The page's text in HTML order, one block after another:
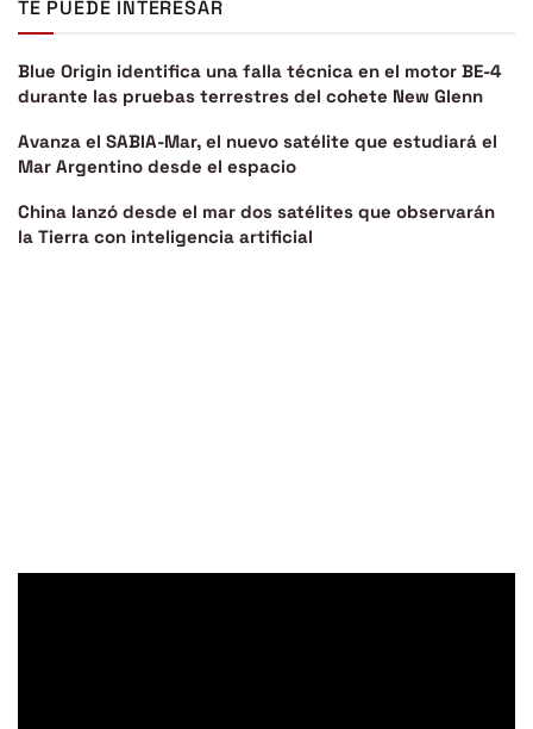
TE PUEDE INTERESAR
Blue Origin identifica una falla técnica en el motor BE-4
durante las pruebas terrestres del cohete New Glenn
Avanza el SABIA-Mar, el nuevo satélite que estudiará el
Mar Argentino desde el espacio
China lanzó desde el mar dos satélites que observarán
la Tierra con inteligencia artificial